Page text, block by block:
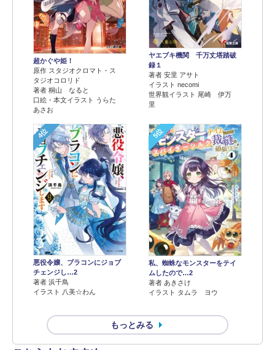
超かぐや姫！
原作 スタジオクロマト・ス
タジオコロリド
著者 桐山 なると
口絵・本文イラスト うらた
あさお
ヤエブキ機関 千万丈塔踏破
録１
著者 安里 アサト
イラスト necomi
世界観イラスト 尾崎 伊万
里
4位
悪役令嬢、ブラコンにジョブ
チェンジし…2
著者 浜千鳥
イラスト 八美☆わん
5位
私、蜘蛛なモンスターをテイ
ムしたので…2
著者 あきさけ
イラスト タムラ ヨウ
もっとみる